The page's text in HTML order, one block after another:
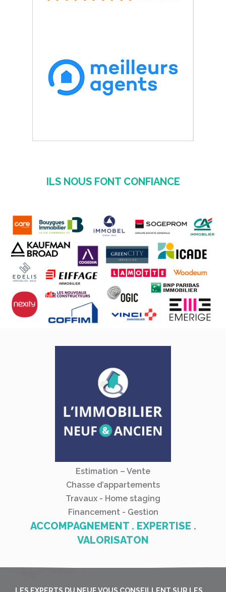
ILS NOUS FONT CONFIANCE
Estimation – Vente
Chasse d’appartements
Travaux - Home staging
Financement - Gestion
ACCOMPAGNEMENT . EXPERTISE .
VALORISATON